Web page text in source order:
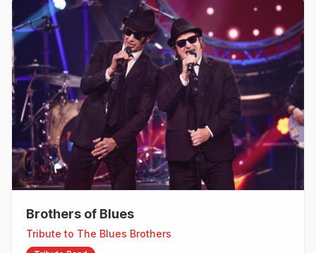
Brothers of Blues
Tribute to The Blues Brothers